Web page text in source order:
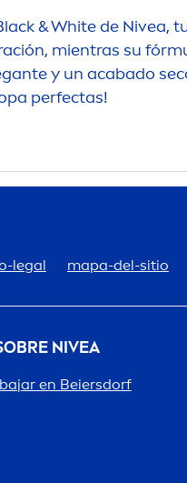
&Whitede Nivea,
mientras su
y un acabado
perfectas!
legal mapa-del-sitio
NIVEA
en Beiersdorf